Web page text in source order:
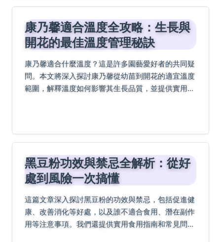
康乃馨適合溫度全攻略：生長與
開花的最佳溫度管理秘訣
康乃馨適合什麼溫度？這是許多園藝愛好者的共同疑
問。本文將深入探討康乃馨從幼苗到開花的適宜溫度
範圍，解釋溫度如何影響其生長品質，並提供實用的
黑豆粉功效與禁忌全解析：從好
處到風險一次搞懂
這篇文章深入探討黑豆粉的功效與禁忌，包括促進健
康、改善消化等好處，以及誰不適合食用、潛在副作
用等注意事項。我們還提供實用食用指南和常見問題